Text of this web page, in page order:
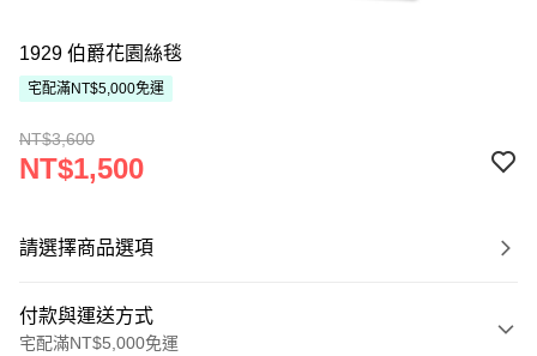
1929 伯爵花園絲毯
宅配滿NT$5,000免運
NT$3,600
NT$1,500
請選擇商品選項
付款與運送方式
宅配滿NT$5,000免運